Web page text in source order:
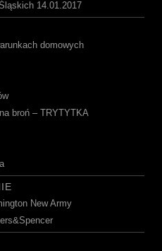
14.01.2017
domowych
broń – TRYTYTKA
New Army